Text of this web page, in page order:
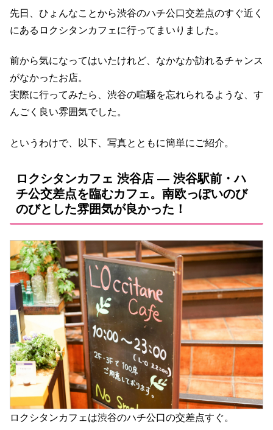
先日、ひょんなことから渋谷のハチ公口交差点のすぐ近く
にあるロクシタンカフェに行ってまいりました。
前から気になってはいたけれど、なかなか訪れるチャンス
がなかったお店。
実際に行ってみたら、渋谷の喧騒を忘れられるような、す
んごく良い雰囲気でした。
というわけで、以下、写真とともに簡単にご紹介。
ロクシタンカフェ 渋谷店 ― 渋谷駅前・ハ
チ公交差点を臨むカフェ。南欧っぽいのび
のびとした雰囲気が良かった！
ロクシタンカフェは渋谷のハチ公口の交差点すぐ。